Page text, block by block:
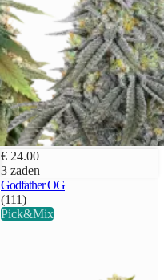
€ 24.00
3 zaden
Godfather OG
(111)
Pick&Mix